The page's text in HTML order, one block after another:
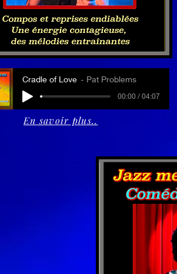
Cradle of Love Pat Problems
00:00 / 04:07
En savoir plus..